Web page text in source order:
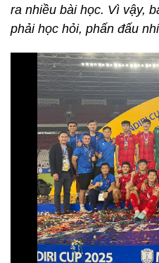
ra nhiều bài học. Vì vậy,
phải học hỏi, phấn đấu